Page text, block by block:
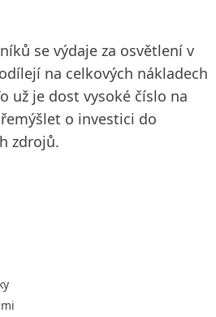
se výdaje za osvětlení v
na celkových nákladech
už je dost vysoké číslo na
o investici do
zdrojů.